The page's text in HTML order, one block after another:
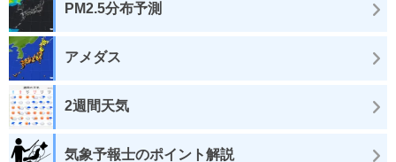
PM2.5分布予測
アメダス
2週間天気
気象予報士のポイント解説